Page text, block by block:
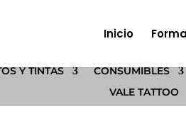
Inicio
Y TINTAS CONSUMIBLES
VALE TATTOO